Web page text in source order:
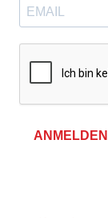
ANMELDEN